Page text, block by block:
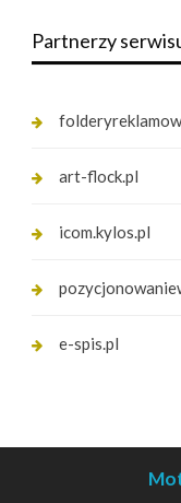
Partnerzy
art-flock.pl
icom.kylos.pl
e-spis.pl